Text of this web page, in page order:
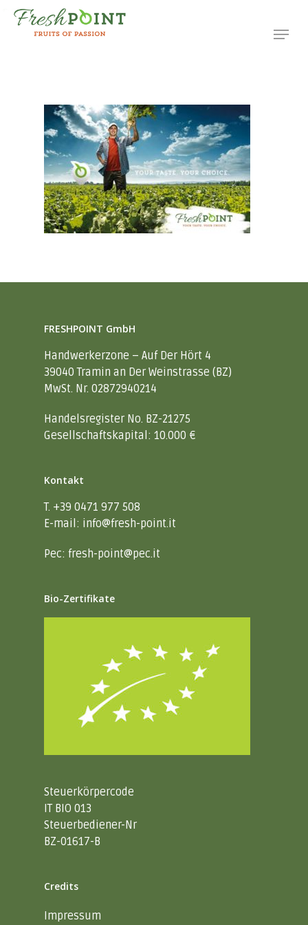
FRESHPOINT GmbH
Handwerkerzone – Auf Der Hört 4
39040 Tramin an Der Weinstrasse (BZ)
MwSt. Nr. 02872940214
Handelsregister No. BZ-21275
Gesellschaftskapital: 10.000 €
Kontakt
T. +39 0471 977 508
E-mail: info@fresh-point.it
Pec: fresh-point@pec.it
Bio-Zertifikate
Steuerkörpercode
IT BIO 013
Steuerbediener-Nr
BZ-01617-B
Credits
Impressum